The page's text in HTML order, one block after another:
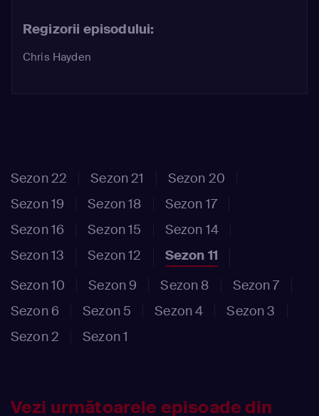
Regizorii episodului:
Chris Hayden
Sezon 22 Sezon 21
Sezon 20
Sezon 19
Sezon 18
Sezon 17
Sezon 16
Sezon 15
Sezon 14
Sezon 13
Sezon 12
Sezon 11
Sezon 10
Sezon 9 Sezon 8
Sezon 7
Sezon 6
Sezon 5 Sezon 4
Sezon 3
Sezon 2
Sezon 1
Vezi următoarele episoade din